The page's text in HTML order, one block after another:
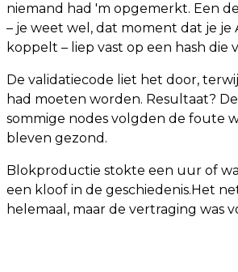
niemand had 'm opgemerkt. Een
– je weet wel, dat moment dat je je
koppelt – liep vast op een hash die
De validatiecode liet het door,
had moeten worden. Resultaat?
sommige nodes volgden de foute
bleven gezond.
Blokproductie stokte een uur of
een kloof in de geschiedenis.Het
helemaal, maar de vertraging was